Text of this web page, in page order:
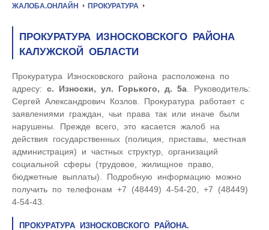
ЖАЛОБА.ОНЛАЙН ПРОКУРАТУРА
ПРОКУРАТУРА ИЗНОСКОВСКОГО РАЙОНА
КАЛУЖСКОЙ ОБЛАСТИ
Прокуратура Износковского района расположена по
адресу: с. Износки, ул. Горького, д. 5а . Руководитель:
Сергей Александрович Козлов. Прокуратура работает с
заявлениями граждан, чьи права так или иначе были
нарушены. Прежде всего, это касается жалоб на
действия государственных (полиция, приставы, местная
администрация) и частных структур, организаций
социальной сферы (трудовое, жилищное право,
бюджетные выплаты). Подробную информацию можно
получить по телефонам +7 (48449) 4-54-20, +7 (48449)
4-54-43.
ПРОКУРАТУРА ИЗНОСКОВСКОГО РАЙОНА.